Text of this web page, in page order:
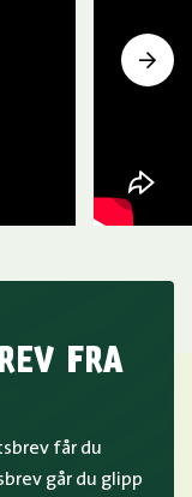
FRA
får du
går du glipp